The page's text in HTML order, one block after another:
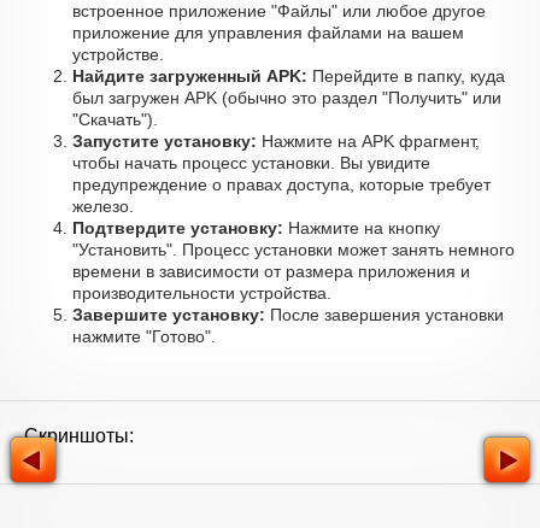
встроенное приложение "Файлы" или любое другое
приложение для управления файлами на вашем
устройстве.
Найдите загруженный APK: Перейдите в папку, куда
был загружен APK (обычно это раздел "Получить" или
"Скачать").
Запустите установку: Нажмите на APK фрагмент,
чтобы начать процесс установки. Вы увидите
предупреждение о правах доступа, которые требует
железо.
Подтвердите установку: Нажмите на кнопку
"Установить". Процесс установки может занять немного
времени в зависимости от размера приложения и
производительности устройства.
Завершите установку: После завершения установки
нажмите "Готово".
Скриншоты: